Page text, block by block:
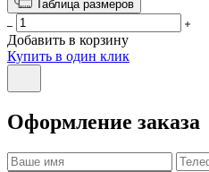
Таблица размеров
Добавить в корзину
Купить в один клик
Оформление заказа